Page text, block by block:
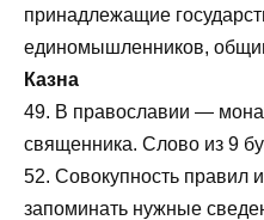
принадлежащие
единомышленников,
Казна
49. В православии —
священника. Слово из 9
52. Совокупность правил
запоминать нужные